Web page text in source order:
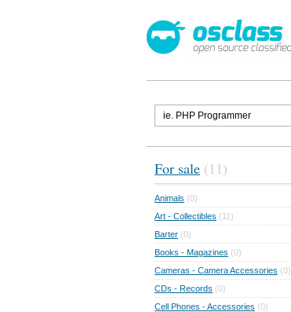
For sale (11)
Animals (0)
Art - Collectibles (11)
Barter (0)
Books - Magazines (0)
Cameras - Camera Accessories (0)
CDs - Records (0)
Cell Phones - Accessories (0)